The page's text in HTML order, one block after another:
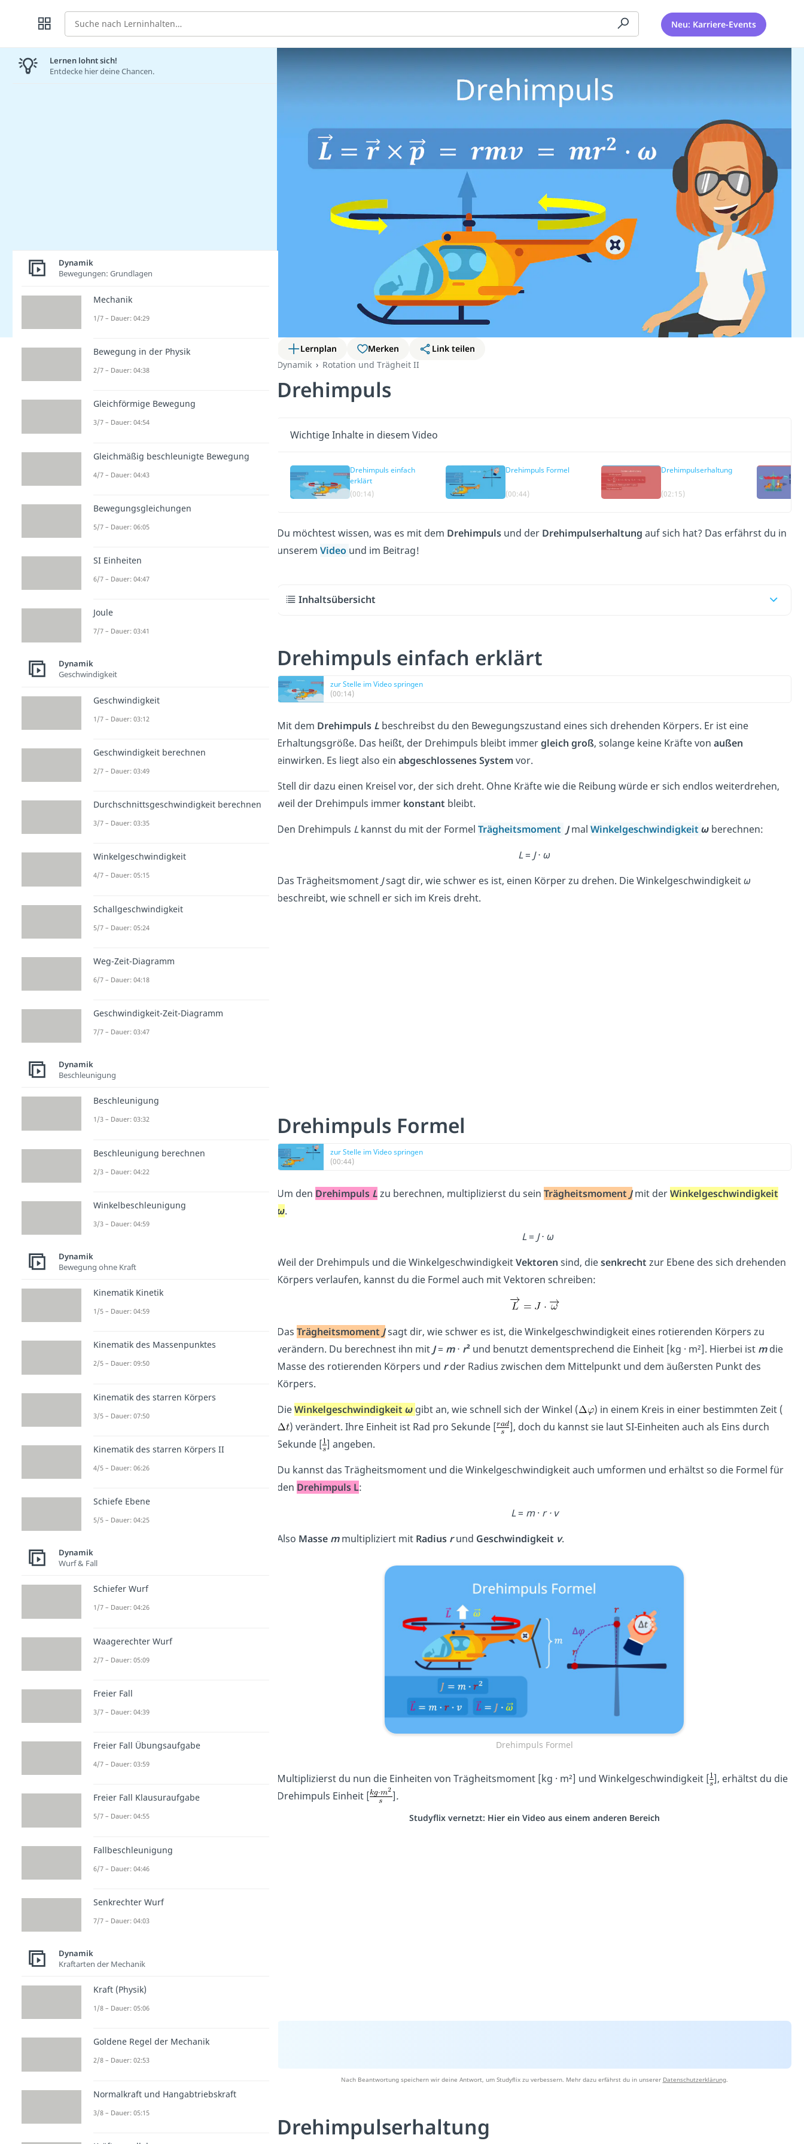
Suche Neu: Karriere-Events
Lernplan Merken
Link teilen
Dynamik
Rotation und Trägheit II
Drehimpuls
Wichtige Inhalte in diesem Video
Drehimpuls einfach
erklärt
(00:14)
Drehimpuls Formel
(00:44)
Drehimpulserhaltung
(02:15)
Du möchtest wissen, was es mit dem Drehimpuls und der Drehimpulserhaltung auf sich hat? Das erfährst du in
unserem Video und im Beitrag!
Inhaltsübersicht
Drehimpuls einfach erklärt
zur Stelle im Video springen
(00:14)
Mit dem Drehimpuls L beschreibst du den Bewegungszustand eines sich drehenden Körpers. Er ist eine
Erhaltungsgröße. Das heißt, der Drehimpuls bleibt immergleich groß, solange keine Kräfte von außen
einwirken. Es liegt also ein abgeschlossenes Systemvor.
Stell dir dazu einen Kreisel vor, der sich dreht. Ohne Kräfte wie die Reibung würde er sich endlos weiterdrehen,
weil der Drehimpuls immer konstant bleibt.
Den Drehimpuls L kannst du mit der Formel Trägheitsmoment Jmal Winkelgeschwindigkeit ω berechnen:
L= J⋅ ω
Das Trägheitsmoment Jsagt dir, wie schwer es ist, einen Körper zu drehen. Die Winkelgeschwindigkeitω
beschreibt, wie schnell er sich im Kreis dreht.
Drehimpuls Formel
zur Stelle im Video springen
(00:44)
Um den Drehimpuls Lzu berechnen, multiplizierst du sein Trägheitsmoment Jmit derWinkelgeschwindigkeit
ω.
L= J⋅ ω
Weil der Drehimpuls und die WinkelgeschwindigkeitVektoren sind, diesenkrecht zur Ebene des sich drehenden
Körpers verlaufen, kannst du die Formel auch mit Vektoren schreiben:
Das Trägheitsmoment Jsagt dir, wie schwer es ist, die Winkelgeschwindigkeit eines rotierenden Körpers zu
verändern. Du berechnest ihn mit J= m⋅ r² und benutzt dementsprechend die Einheit [kg · m²]. Hierbei ist mdie
Masse des rotierenden Körpers und rder Radius zwischen dem Mittelpunkt und dem äußersten Punkt des
Körpers.
DieWinkelgeschwindigkeit ω gibt an, wie schnell sich der Winkel (
) in einem Kreis in einer bestimmten Zeit (
) verändert. Ihre Einheit ist Rad pro Sekunde [
], doch du kannst sie laut SI-Einheiten auch als Eins durch
Sekunde [ ] angeben.
Du kannst das Trägheitsmoment und die Winkelgeschwindigkeit auch umformen und erhältst so die Formel für
den Drehimpuls L:
L= m· r · v
Also Masse mmultipliziert mit Radius rund Geschwindigkeit v.
Drehimpuls Formel
Multiplizierst du nun die Einheiten von Trägheitsmoment [kg · m²] und Winkelgeschwindigkeit [ ], erhältst du die
Drehimpuls Einheit [
].
Studyflix vernetzt: Hier ein Video aus einem anderen Bereich
Nach Beantwortung speichern wir deine Antwort, um Studyflix zu verbessern. Mehr dazu erfährst du in unserer Datenschutzerklärung.
Drehimpulserhaltung
Lernen lohnt sich!
Entdecke hier deine Chancen.
Dynamik
Bewegungen: Grundlagen
Mechanik
1/7 – Dauer: 04:29
Bewegung in der Physik
2/7 – Dauer: 04:38
Gleichförmige Bewegung
3/7 – Dauer: 04:54
Gleichmäßig beschleunigte Bewegung
4/7 – Dauer: 04:43
Bewegungsgleichungen
5/7 – Dauer: 06:05
SI Einheiten
6/7 – Dauer: 04:47
Joule
7/7 – Dauer: 03:41
Dynamik
Geschwindigkeit
Geschwindigkeit
1/7 – Dauer: 03:12
Geschwindigkeit berechnen
2/7 – Dauer: 03:49
Durchschnittsgeschwindigkeit berechnen
3/7 – Dauer: 03:35
Winkelgeschwindigkeit
4/7 – Dauer: 05:15
Schallgeschwindigkeit
5/7 – Dauer: 05:24
Weg-Zeit-Diagramm
6/7 – Dauer: 04:18
Geschwindigkeit-Zeit-Diagramm
7/7 – Dauer: 03:47
Dynamik
Beschleunigung
Beschleunigung
1/3 – Dauer: 03:32
Beschleunigung berechnen
2/3 – Dauer: 04:22
Winkelbeschleunigung
3/3 – Dauer: 04:59
Dynamik
Bewegung ohne Kraft
Kinematik Kinetik
1/5 – Dauer: 04:59
Kinematik des Massenpunktes
2/5 – Dauer: 09:50
Kinematik des starren Körpers
3/5 – Dauer: 07:50
Kinematik des starren Körpers II
4/5 – Dauer: 06:26
Schiefe Ebene
5/5 – Dauer: 04:25
Dynamik
Wurf & Fall
Schiefer Wurf
1/7 – Dauer: 04:26
Waagerechter Wurf
2/7 – Dauer: 05:09
Freier Fall
3/7 – Dauer: 04:39
Freier Fall Übungsaufgabe
4/7 – Dauer: 03:59
Freier Fall Klausuraufgabe
5/7 – Dauer: 04:55
Fallbeschleunigung
6/7 – Dauer: 04:46
Senkrechter Wurf
7/7 – Dauer: 04:03
Dynamik
Kraftarten der Mechanik
Kraft (Physik)
1/8 – Dauer: 05:06
Goldene Regel der Mechanik
2/8 – Dauer: 02:53
Normalkraft und Hangabtriebskraft
3/8 – Dauer: 05:15